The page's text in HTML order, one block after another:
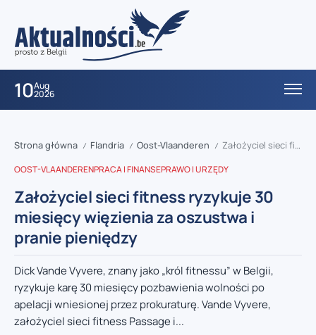
10Aug
2026
Strona główna / Flandria / Oost-Vlaanderen / Założyciel sieci fitness ryzykuje 30 miesięcy więzienia za oszustwa i pranie pieniędzy
OOST-VLAANDERENPRACA I FINANSEPRAWO I URZĘDY
Założyciel sieci fitness ryzykuje 30
miesięcy więzienia za oszustwa i
pranie pieniędzy
Dick Vande Vyvere, znany jako „król fitnessu” w Belgii,
ryzykuje karę 30 miesięcy pozbawienia wolności po
apelacji wniesionej przez prokuraturę. Vande Vyvere,
założyciel sieci fitness Passage i...